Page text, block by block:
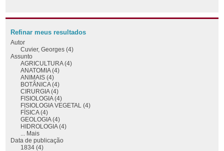
Refinar meus resultados
Autor
Cuvier, Georges (4)
Assunto
AGRICULTURA (4)
ANATOMIA (4)
ANIMAIS (4)
BOTÂNICA (4)
CIRURGIA (4)
FISIOLOGIA (4)
FISIOLOGIA VEGETAL (4)
FÍSICA (4)
GEOLOGIA (4)
HIDROLOGIA (4)
... Mais
Data de publicação
1834 (4)